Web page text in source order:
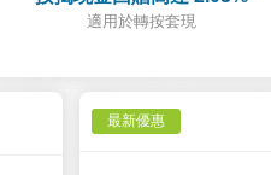
適用於轉按套現
最新優惠